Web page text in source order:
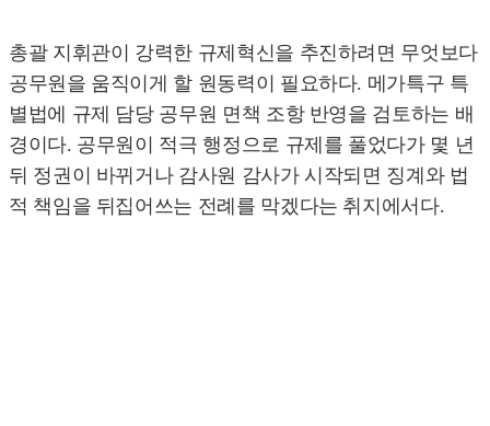
총괄 지휘관이 강력한 규제혁신을 추진하려면 무엇보다
공무원을 움직이게 할 원동력이 필요하다. 메가특구 특
별법에 규제 담당 공무원 면책 조항 반영을 검토하는 배
경이다. 공무원이 적극 행정으로 규제를 풀었다가 몇 년
뒤 정권이 바뀌거나 감사원 감사가 시작되면 징계와 법
적 책임을 뒤집어쓰는 전례를 막겠다는 취지에서다.